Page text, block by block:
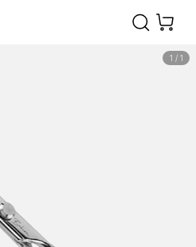
1 / 1